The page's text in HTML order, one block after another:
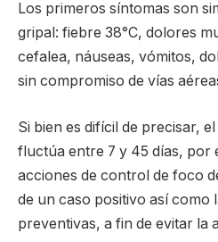
Los primeros síntomas son
gripal: fiebre 38°C, dolores
cefalea, náuseas, vómitos,
sin compromiso de vías
Si bien es difícil de precisar,
fluctúa entre 7 y 45 días, por
acciones de control de foco
de un caso positivo así como
preventivas, a fin de evitar la